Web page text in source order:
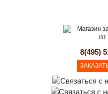
8(495)